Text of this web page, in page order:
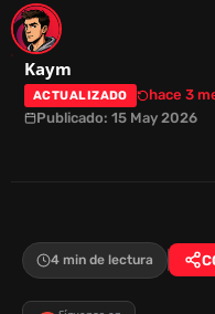
Kaym
ACTUALIZADO
hace 3
Publicado: 15 May 2026
4 min de lectura